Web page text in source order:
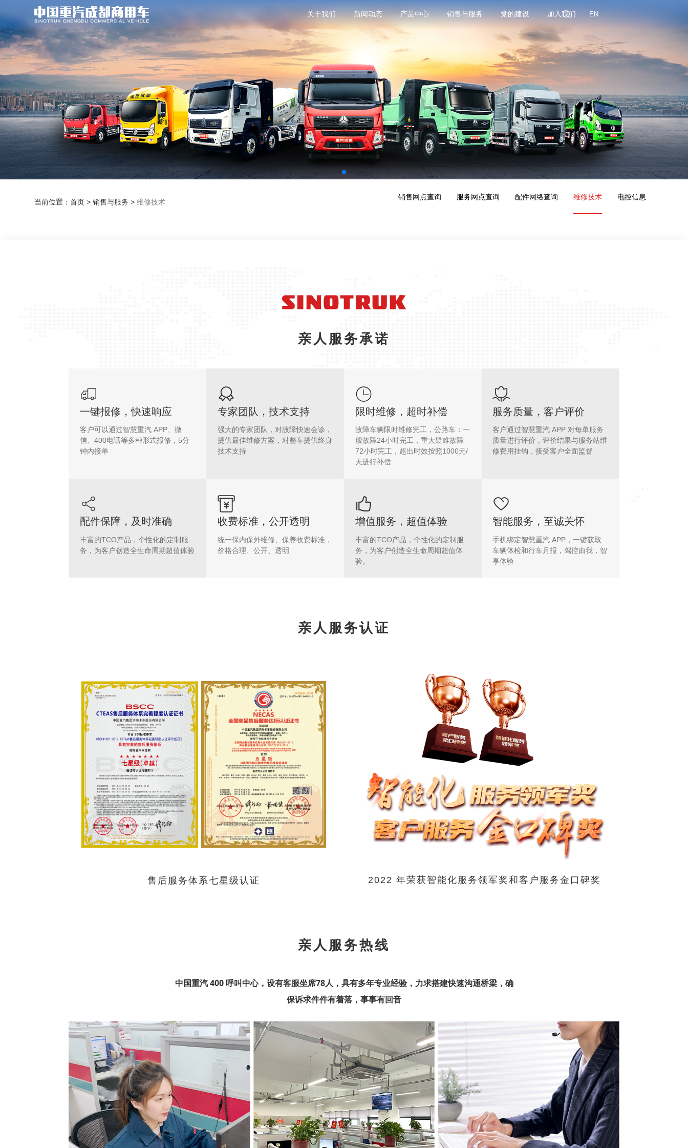
关于我们 新闻动态 产品中心 销售与服务 党的建设 加入我们 EN
当前位置：首页 >销售与服务 >维修技术
销售网点查询 服务网点查询 配件网络查询 维修技术 电控信息
亲人服务承诺
一键报修，快速响应
客户可以通过智慧重汽 APP、微
信、400电话等多种形式报修，5分
钟内接单
专家团队，技术支持
强大的专家团队，对故障快速会诊，
提供最佳维修方案，对整车提供终身
技术支持
限时维修，超时补偿
故障车辆限时维修完工，公路车：一
般故障24小时完工，重大疑难故障
72小时完工，超出时效按照1000元/
天进行补偿
服务质量，客户评价
客户通过智慧重汽 APP 对每单服务
质量进行评价，评价结果与服务站维
修费用挂钩，接受客户全面监督
配件保障，及时准确
丰富的TCO产品，个性化的定制服
务，为客户创造全生命周期超值体验
收费标准，公开透明
统一保内保外维修、保养收费标准，
价格合理、公开、透明
增值服务，超值体验
丰富的TCO产品，个性化的定制服
务，为客户创造全生命周期超值体
验。
智能服务，至诚关怀
手机绑定智慧重汽 APP，一键获取
车辆体检和行车月报，驾控由我，智
享体验
亲人服务认证
售后服务体系七星级认证 2022 年荣获智能化服务领军奖和客户服务金口碑奖
亲人服务热线
中国重汽 400 呼叫中心，设有客服坐席78人，具有多年专业经验，力求搭建快速沟通桥梁，确
保诉求件件有着落，事事有回音